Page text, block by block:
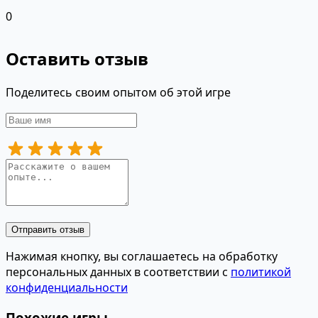
0
Оставить отзыв
Поделитесь своим опытом об этой игре
Отправить отзыв
Нажимая кнопку, вы соглашаетесь на обработку
персональных данных в соответствии с политикой
конфиденциальности